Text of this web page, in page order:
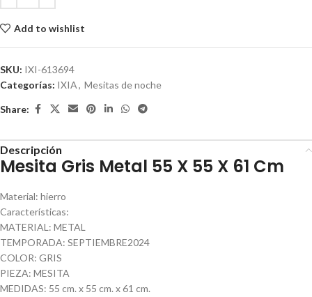
Add to wishlist
SKU: IXI-613694
Categorías: IXIA, Mesitas de noche
Share:
Descripción
Mesita Gris Metal 55 X 55 X 61 Cm
Material: hierro
Características:
MATERIAL: METAL
TEMPORADA: SEPTIEMBRE2024
COLOR: GRIS
PIEZA: MESITA
MEDIDAS: 55 cm. x 55 cm. x 61 cm.